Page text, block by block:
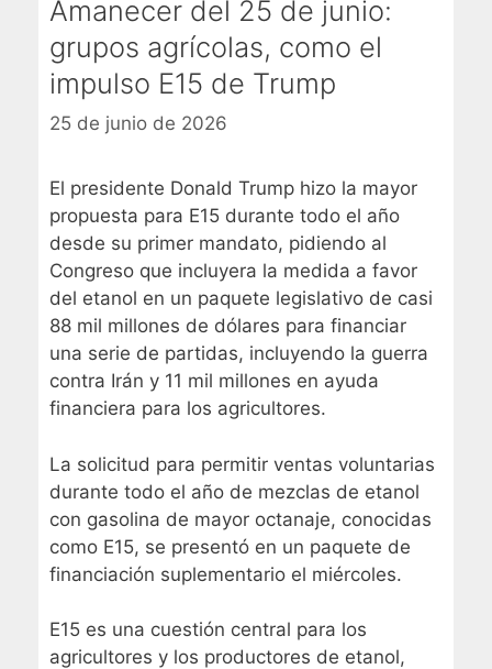
Amanecer del 25 de junio:
grupos agrícolas, como el
impulso E15 de Trump
25 de junio de 2026
El presidente Donald Trump hizo la mayor
propuesta para E15 durante todo el año
desde su primer mandato, pidiendo al
Congreso que incluyera la medida a favor
del etanol en un paquete legislativo de casi
88 mil millones de dólares para financiar
una serie de partidas, incluyendo la guerra
contra Irán y 11 mil millones en ayuda
financiera para los agricultores.
La solicitud para permitir ventas voluntarias
durante todo el año de mezclas de etanol
con gasolina de mayor octanaje, conocidas
como E15, se presentó en un paquete de
financiación suplementario el miércoles.
E15 es una cuestión central para los
agricultores y los productores de etanol,